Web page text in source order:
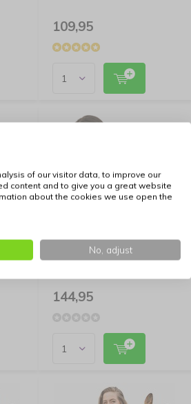
109,95
K9 Sport Sack
Hondendraagtas Rugzak
144,95
of our visitor data, to improve our
content and to give you a great website
about the cookies we use open the
No, adjust